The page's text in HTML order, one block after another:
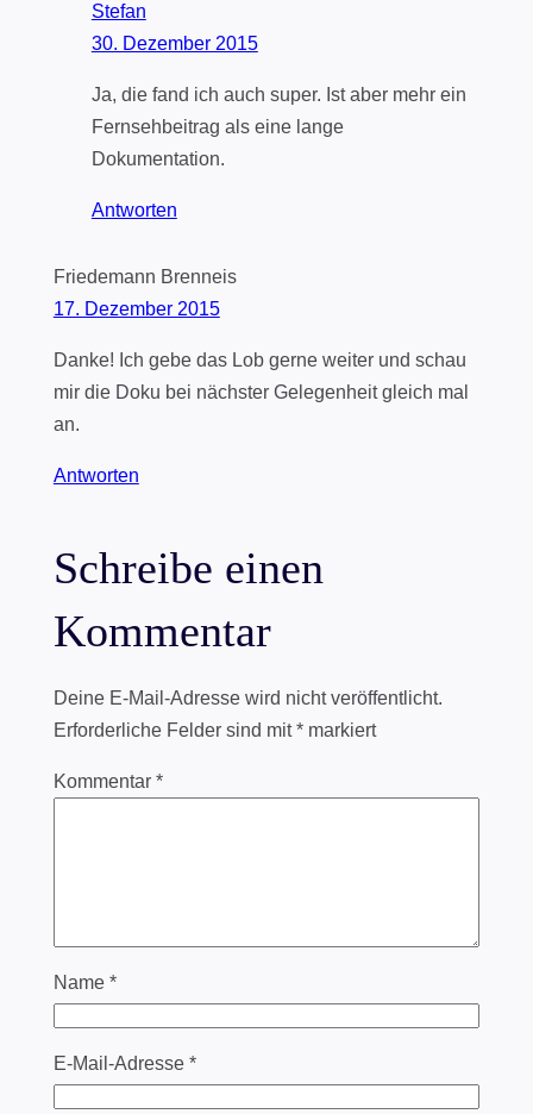
Stefan
30. Dezember 2015
Ja, die fand ich auch super. Ist aber mehr ein
Fernsehbeitrag als eine lange
Dokumentation.
Antworten
Friedemann Brenneis
17. Dezember 2015
Danke! Ich gebe das Lob gerne weiter und schau
mir die Doku bei nächster Gelegenheit gleich mal
an.
Antworten
Schreibe einen
Kommentar
Deine E-Mail-Adresse wird nicht veröffentlicht.
Erforderliche Felder sind mit*markiert
Kommentar *
Name *
E-Mail-Adresse *